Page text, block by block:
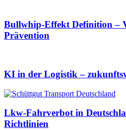
Bullwhip-Effekt Definition –
Prävention
KI in der Logistik –
Lkw-Fahrverbot in
Richtlinien